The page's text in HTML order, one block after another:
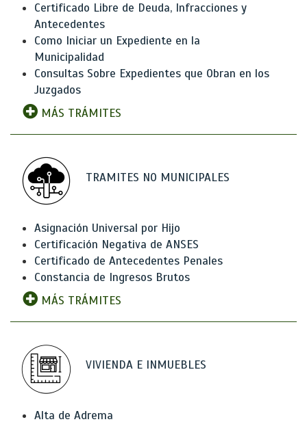
Certificado Libre de Deuda, Infracciones y
Antecedentes
Como Iniciar un Expediente en la
Municipalidad
Consultas Sobre Expedientes que Obran en los
Juzgados
MÁS TRÁMITES
TRAMITES NO MUNICIPALES
Asignación Universal por Hijo
Certificación Negativa de ANSES
Certificado de Antecedentes Penales
Constancia de Ingresos Brutos
MÁS TRÁMITES
VIVIENDA E INMUEBLES
Alta de Adrema